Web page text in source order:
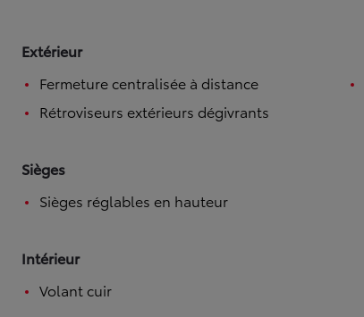
Extérieur
Fermeture centralisée à distance
Rétroviseurs extérieurs dégivrants
Sièges
Sièges réglables en hauteur
Intérieur
Volant cuir